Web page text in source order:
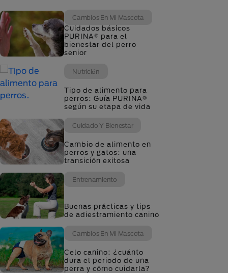
Cambios En Mi Mascota
Cuidados básicos
PURINA® para el
bienestar del perro
senior
Nutrición
Tipo de alimento para
perros: Guía PURINA®
según su etapa de vida
Cuidado Y Bienestar
Cambio de alimento en
perros y gatos: una
transición exitosa
Entrenamiento
Buenas prácticas y tips
de adiestramiento canino
Cambios En Mi Mascota
Celo canino: ¿cuánto
dura el periodo de una
perra y cómo cuidarla?